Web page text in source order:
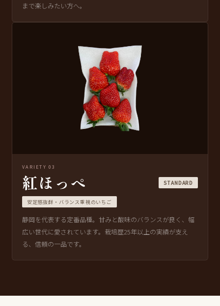
まで楽しみたい方へ。
VARIETY 03
紅ほっぺ STANDARD
安定感抜群・バランス重視のいちご
静岡を代表する定番品種。甘みと酸味のバランスが良く、幅
広い世代に愛されています。栽培歴25年以上の実績が支え
る、信頼の一品です。